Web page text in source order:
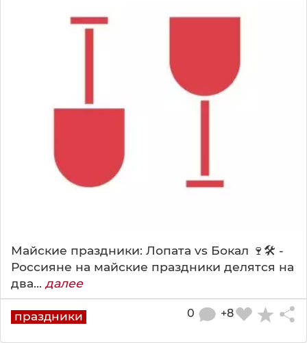
Майские праздники: Лопата vs Бокал 🍷🛠️ -
Россияне на майские праздники делятся на
два... далее
праздники +8
0